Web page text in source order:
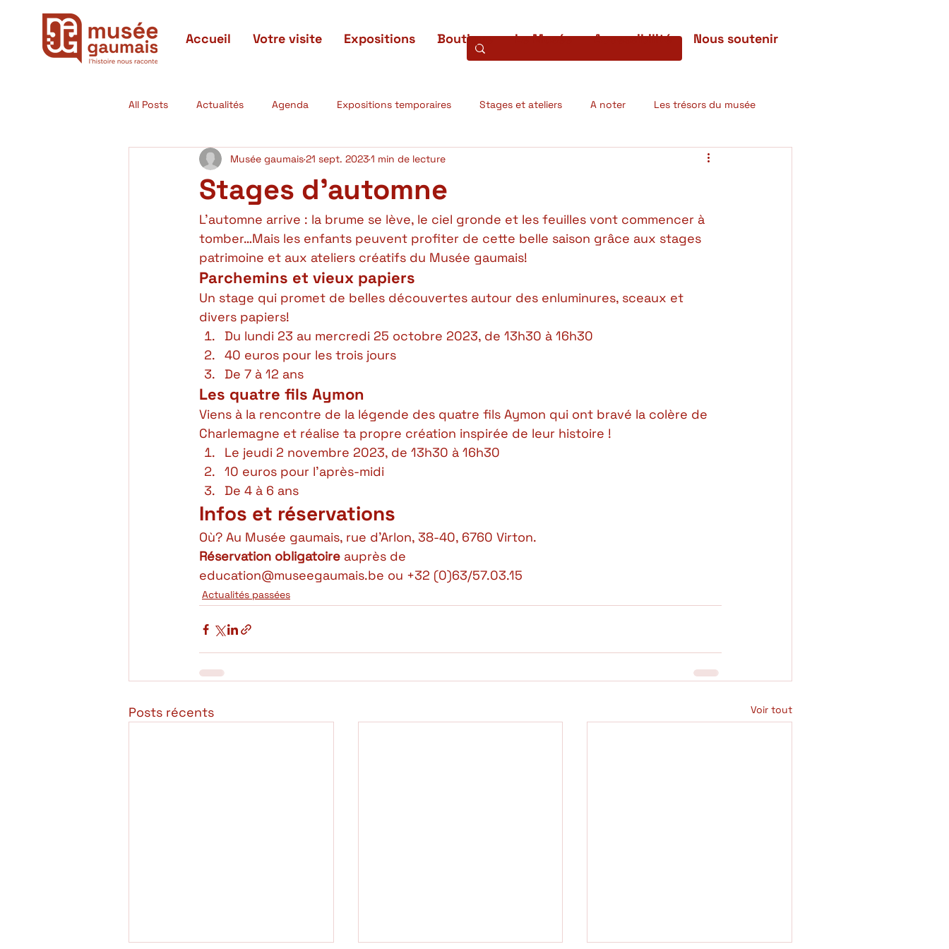
Accueil Votre visite Expositions Boutique Le Musée Accessibilité Nous soutenir
All Posts Actualités Agenda Expositions temporaires Stages et ateliers A noter Les trésors du musée
Actualités passées Expositions terminées Projets scientifiques
Stages d’automne
Musée gaumais21 sept. 20231 min de lecture
L’automne arrive : la brume se lève, le ciel gronde et les feuilles vont commencer à
tomber…Mais les enfants peuvent profiter de cette belle saison grâce aux stages
patrimoine et aux ateliers créatifs du Musée gaumais!
Parchemins et vieux papiers
Un stage qui promet de belles découvertes autour des enluminures, sceaux et
divers papiers!
Du lundi 23 au mercredi 25 octobre 2023, de 13h30 à 16h30
40 euros pour les trois jours
De 7 à 12 ans
Les quatre fils Aymon
Viens à la rencontre de la légende des quatre fils Aymon qui ont bravé la colère de
Charlemagne et réalise ta propre création inspirée de leur histoire !
Le jeudi 2 novembre 2023, de 13h30 à 16h30
10 euros pour l’après-midi
De 4 à 6 ans
Infos et réservations
Où? Au Musée gaumais, rue d’Arlon, 38-40, 6760 Virton.
Réservation obligatoire auprès de
education@museegaumais.be ou +32 (0)63/57.03.15
Actualités passées
Posts récents Voir tout